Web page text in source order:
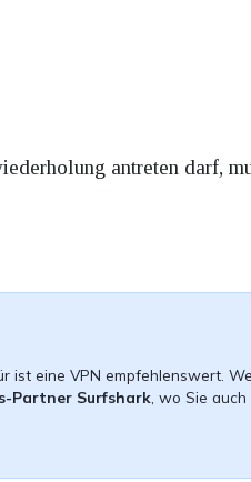
antreten darf,
ist eine VPN empfehlenswert.
Partner Surfshark, wo Sie auch